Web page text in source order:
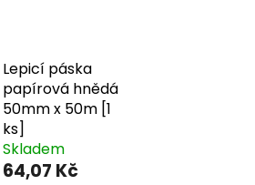
Lepicí páska
papírová hnědá
50mm x 50m [1
ks]
Skladem
64,07 Kč